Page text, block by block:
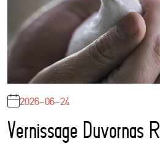
2026-06-24
Vernissage Duvornas